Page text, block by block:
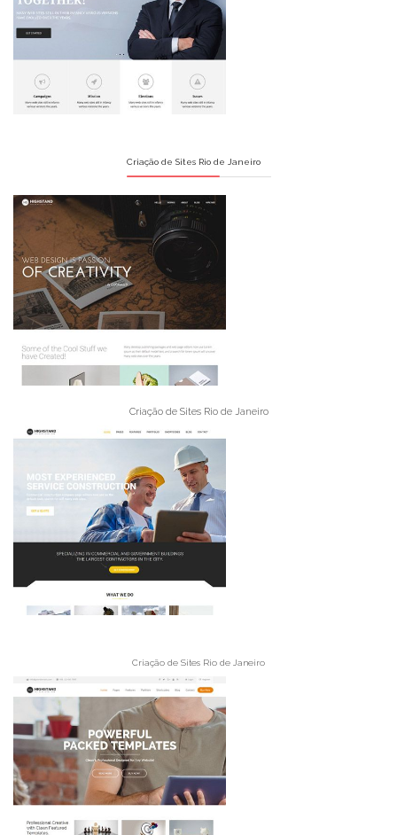
Criação de Sites Rio de Janeiro
Criação de Sites Rio de Janeiro
Criação de Sites Rio de Janeiro